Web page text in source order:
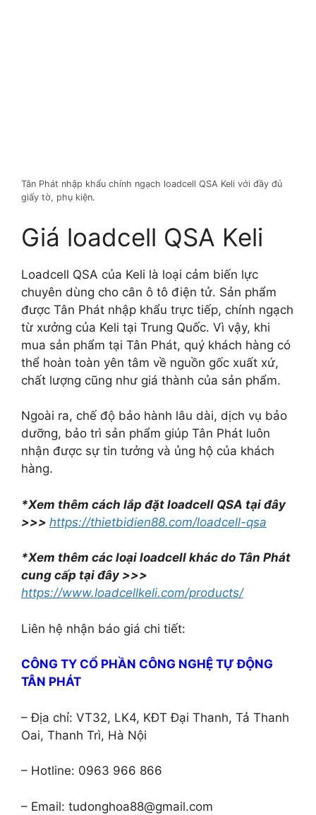
Tân Phát nhập khẩu chính ngạch loadcell QSA Keli với đầy đủ
giấy tờ, phụ kiện.
Giá loadcell QSA Keli
Loadcell QSA của Keli là loại cảm biến lực
chuyên dùng cho cân ô tô điện tử. Sản phẩm
được Tân Phát nhập khẩu trực tiếp, chính ngạch
từ xưởng của Keli tại Trung Quốc. Vì vậy, khi
mua sản phẩm tại Tân Phát, quý khách hàng có
thể hoàn toàn yên tâm về nguồn gốc xuất xứ,
chất lượng cũng như giá thành của sản phẩm.
Ngoài ra, chế độ bảo hành lâu dài, dịch vụ bảo
dưỡng, bảo trì sản phẩm giúp Tân Phát luôn
nhận được sự tin tưởng và ủng hộ của khách
hàng.
*Xem thêm cách lắp đặt loadcell QSA tại đây
>>> https://thietbidien88.com/loadcell-qsa
*Xem thêm các loại loadcell khác do Tân Phát
cung cấp tại đây >>>
https://www.loadcellkeli.com/products/
Liên hệ nhận báo giá chi tiết:
CÔNG TY CỔ PHẦN CÔNG NGHỆ TỰ ĐỘNG
TÂN PHÁT
– Địa chỉ: VT32, LK4, KĐT Đại Thanh, Tả Thanh
Oai, Thanh Trì, Hà Nội
– Hotline: 0963 966 866
– Email: tudonghoa88@gmail.com